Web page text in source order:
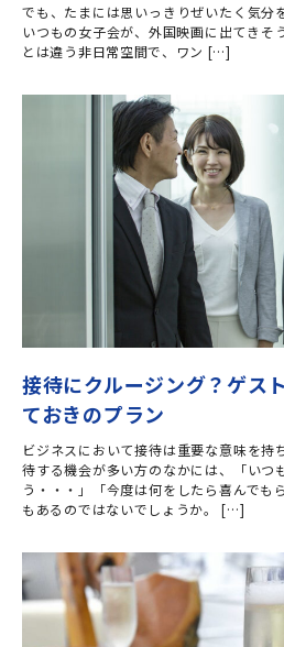
でも、たまには思いっきりぜいたく気分
いつもの女子会が、外国映画に出てきそ
とは違う非日常空間で、ワン […]
接待にクルージング？ゲス
ておきのプラン
ビジネスにおいて接待は重要な意味を持
待する機会が多い方のなかには、「いつ
う・・・」「今度は何をしたら喜んでも
もあるのではないでしょうか。 […]